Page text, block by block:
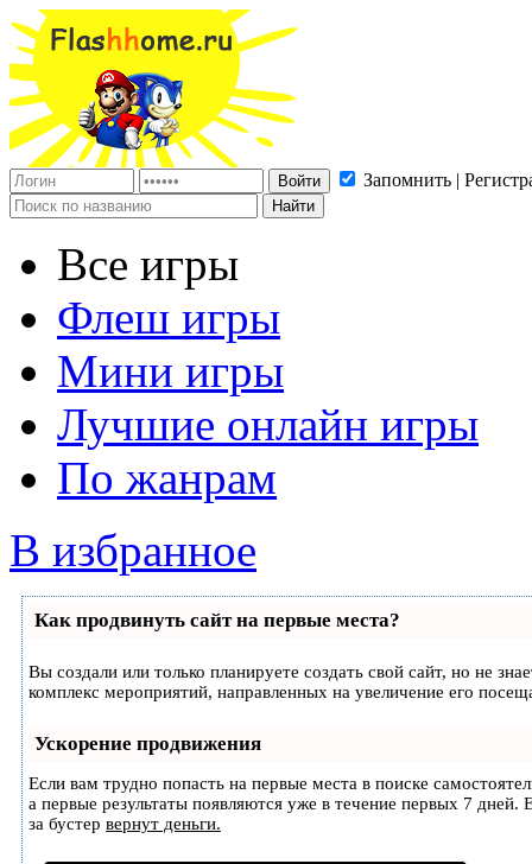
Запомнить |
Все игры
Флеш игры
Мини игры
Лучшие онлайн игры
По жанрам
В избранное
Как продвинуть сайт на первые места?
Вы создали или только планируете создать свой сайт, но не
комплекс мероприятий, направленных на увеличение его
Ускорение продвижения
Если вам трудно попасть на первые места в поиске
а первые результаты появляются уже в течение первых 7
за бустер вернут деньги.